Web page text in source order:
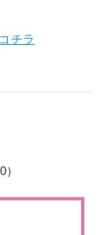
コチラ